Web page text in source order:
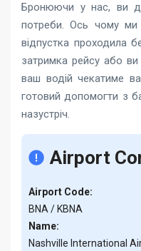
Бронюючи у нас, ви
потреби. Ось чому
відпустка проходила
затримка рейсу або ви
ваш водій чекатиме
готовий допомогти з
назустріч.
Airport
Airport Code:
BNA / KBNA
Name:
Nashville International